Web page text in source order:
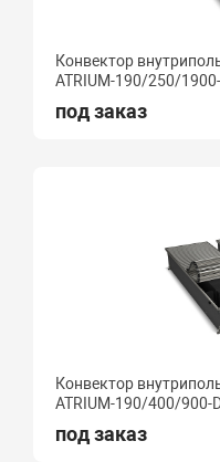
Конвектор
ATRIUM-190/250/
под заказ
Конвектор
ATRIUM-190/400/900-
под заказ